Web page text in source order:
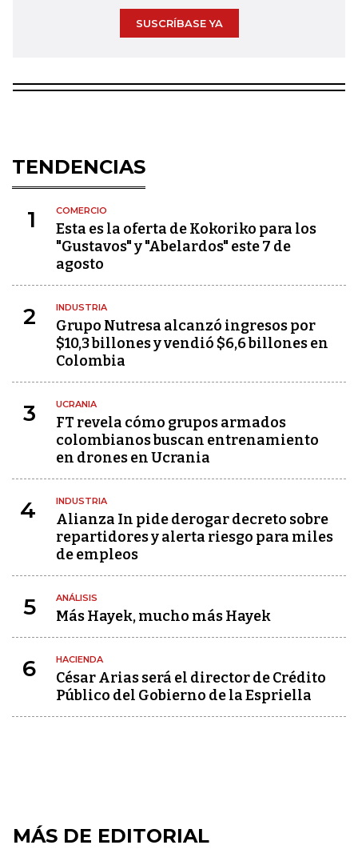
SUSCRÍBASE YA
TENDENCIAS
1 COMERCIO
Esta es la oferta de Kokoriko para los
"Gustavos" y "Abelardos" este 7 de
agosto
2 INDUSTRIA
Grupo Nutresa alcanzó ingresos por
$10,3 billones y vendió $6,6 billones en
Colombia
3 UCRANIA
FT revela cómo grupos armados
colombianos buscan entrenamiento
en drones en Ucrania
4 INDUSTRIA
Alianza In pide derogar decreto sobre
repartidores y alerta riesgo para miles
de empleos
5 ANÁLISIS
Más Hayek, mucho más Hayek
6 HACIENDA
César Arias será el director de Crédito
Público del Gobierno de la Espriella
MÁS DE EDITORIAL